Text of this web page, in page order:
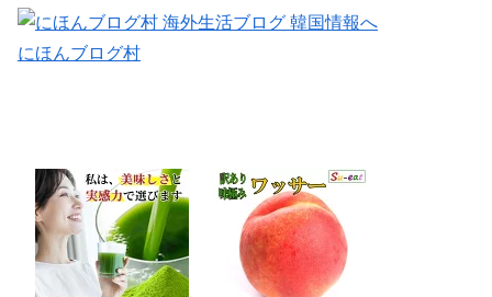
にほんブログ村